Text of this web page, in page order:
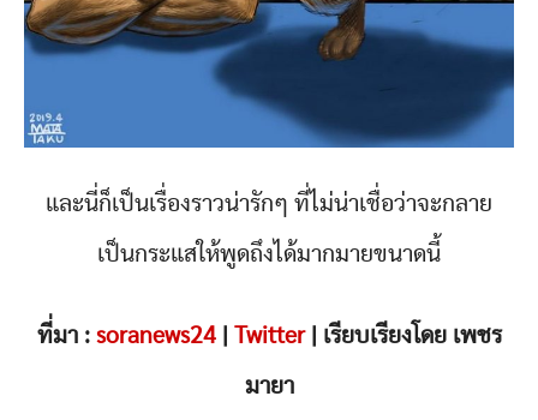
และนี่ก็เป็นเรื่องราวน่ารักๆ ที่ไม่น่าเชื่อว่าจะกลาย
เป็นกระแสให้พูดถึงได้มากมายขนาดนี้
ที่มา : soranews24| Twitter| เรียบเรียงโดย เพชร
มายา